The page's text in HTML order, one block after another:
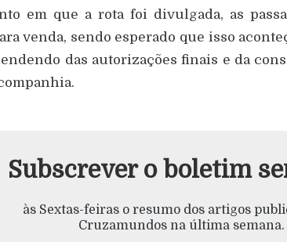
em que a rota foi divulgada, as
venda, sendo esperado que isso
das autorizações finais e da
Subscrever o boletim
às Sextas-feiras o resumo dos artigos
Cruzamundos na última semana.